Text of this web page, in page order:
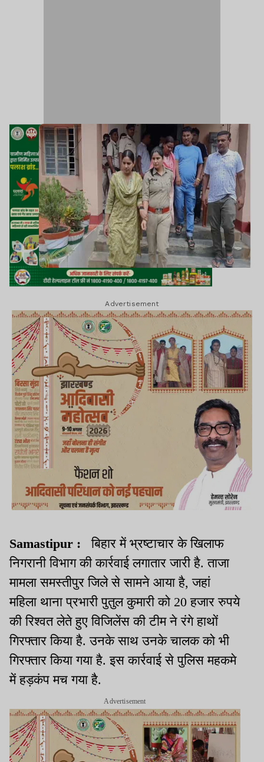
Advertisement
Samastipur :
बिहार में भ्रष्टाचार के खिलाफ
निगरानी विभाग की कार्रवाई लगातार जारी है. ताजा
मामला समस्तीपुर जिले से सामने आया है, जहां
महिला थाना प्रभारी पुतुल कुमारी को 20 हजार रुपये
की रिश्वत लेते हुए विजिलेंस की टीम ने रंगे हाथों
गिरफ्तार किया है. उनके साथ उनके चालक को भी
गिरफ्तार किया गया है. इस कार्रवाई से पुलिस महकमे
में हड़कंप मच गया है.
Advertisement